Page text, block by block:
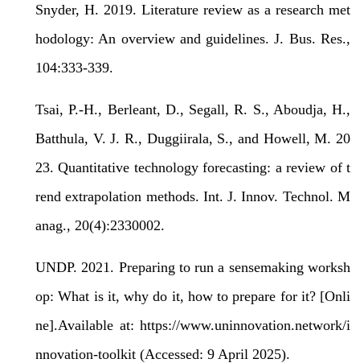
Snyder, H. 2019. Literature review as a research met
hodology: An overview and guidelines. J. Bus. Res.,
104:333-339.
Tsai, P.-H., Berleant, D., Segall, R. S., Aboudja, H.,
Batthula, V. J. R., Duggiirala, S., and Howell, M. 20
23. Quantitative technology forecasting: a review of t
rend extrapolation methods. Int. J. Innov. Technol. M
anag., 20(4):2330002.
UNDP. 2021. Preparing to run a sensemaking worksh
op: What is it, why do it, how to prepare for it? [Onli
ne].Available at: https://www.uninnovation.network/i
nnovation-toolkit (Accessed: 9 April 2025).